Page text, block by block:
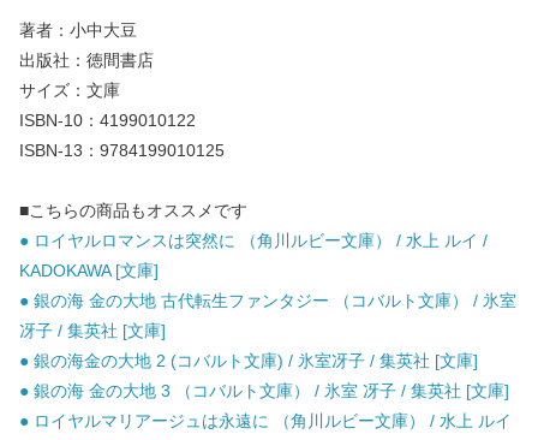
著者：小中大豆
出版社：徳間書店
サイズ：文庫
ISBN-10：4199010122
ISBN-13：9784199010125
■こちらの商品もオススメです
● ロイヤルロマンスは突然に （角川ルビー文庫） / 水上 ルイ /
KADOKAWA [文庫]
● 銀の海 金の大地 古代転生ファンタジー （コバルト文庫） / 氷室
冴子 / 集英社 [文庫]
● 銀の海金の大地 2 (コバルト文庫) / 氷室冴子 / 集英社 [文庫]
● 銀の海 金の大地 3 （コバルト文庫） / 氷室 冴子 / 集英社 [文庫]
● ロイヤルマリアージュは永遠に （角川ルビー文庫） / 水上 ルイ